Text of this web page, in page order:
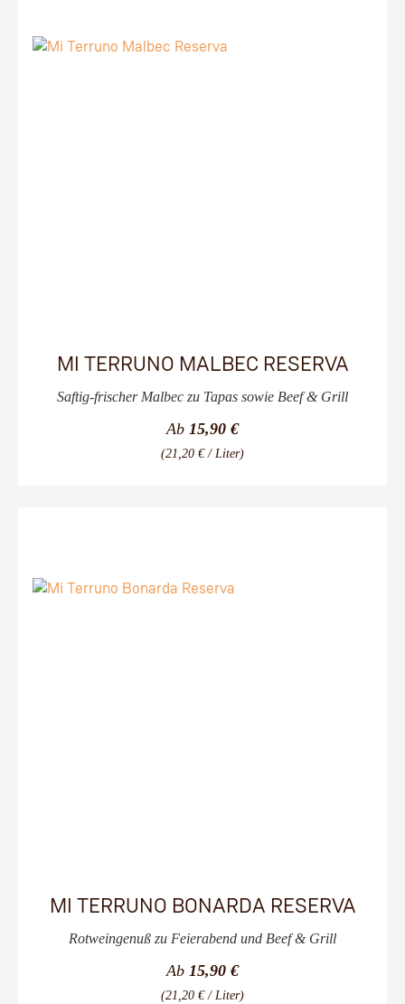
MI TERRUNO MALBEC RESERVA
Saftig-frischer Malbec zu Tapas sowie Beef & Grill
Ab 15,90 €
(21,20 € / Liter)
MI TERRUNO BONARDA RESERVA
Rotweingenuß zu Feierabend und Beef & Grill
Ab 15,90 €
(21,20 € / Liter)